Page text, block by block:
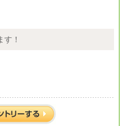
円
トよりご確認ください。
円＋地域間調整給
イトよりご確認ください。
！